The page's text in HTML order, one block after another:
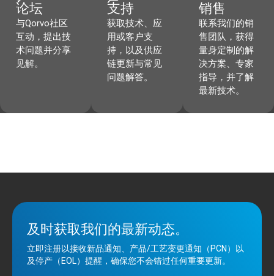
论坛
与Qorvo社区
互动，提出技
术问题并分享
见解。
支持
获取技术、应
用或客户支
持，以及供应
链更新与常见
问题解答。
销售
联系我们的销
售团队，获得
量身定制的解
决方案、专家
指导，并了解
最新技术。
及时获取我们的最新动态。
立即注册以接收新品通知、产品/工艺变更通知（PCN）以
及停产（EOL）提醒，确保您不会错过任何重要更新。